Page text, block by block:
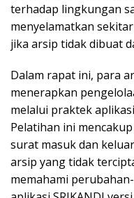
terhadap lingkungan
menyelamatkan
jika arsip tidak dibuat
Dalam rapat ini, para
menerapkan
melalui praktek
Pelatihan ini
surat masuk dan
arsip yang tidak
memahami